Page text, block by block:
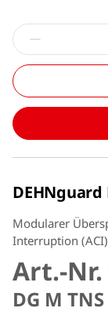
DEHNguard
Modularer
Interruption
Art.-Nr.
DG M